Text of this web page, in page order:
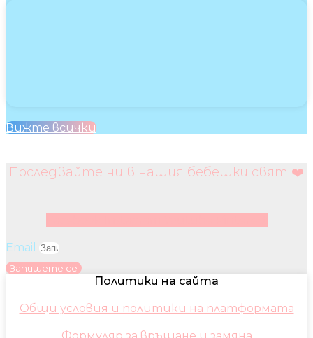
Вижте всички
Последвайте ни в нашия бебешки свят ❤️
Email
Запишете се
Политики на сайта
Общи условия и политики на платформата